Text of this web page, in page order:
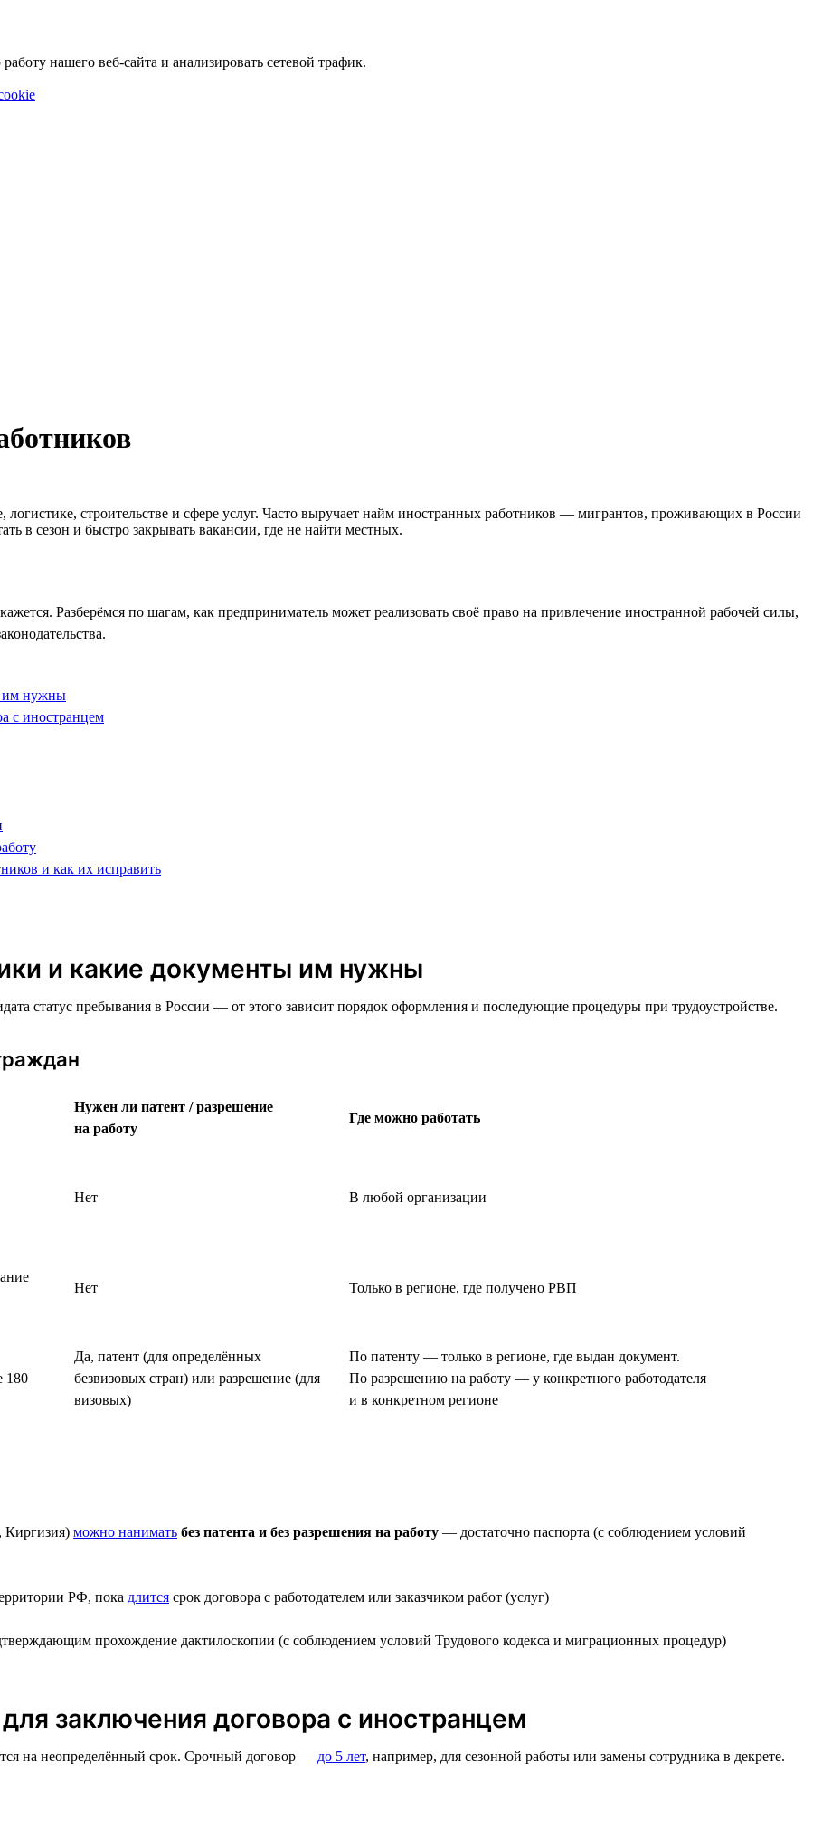
нашего веб-сайта и анализировать сетевой трафик.
строительстве и сфере услуг. Часто выручает найм иностранных работников — мигрантов, проживающих в России
в сезон и быстро закрывать вакансии, где не найти местных.
Разберёмся по шагам, как предприниматель может реализовать своё право на привлечение иностранной рабочей силы,
им нужны
с иностранцем
и как их исправить
и какие документы им нужны
статус пребывания в России — от этого зависит порядок оформления и последующие процедуры при трудоустройстве.
Нужен ли патент / разрешение
на работу
Где можно работать
Нет В любой организации
Нет Только в регионе, где получено РВП
180
Да, патент (для определённых
безвизовых стран) или разрешение (для
визовых)
По патенту — только в регионе, где выдан документ.
По разрешению на работу — у конкретного работодателя
и в конкретном регионе
Киргизия) можно нанимать без патента и без разрешения на работу — достаточно паспорта (с соблюдением условий
РФ, пока длится срок договора с работодателем или заказчиком работ (услуг)
прохождение дактилоскопии (с соблюдением условий Трудового кодекса и миграционных процедур)
заключения договора с иностранцем
на неопределённый срок. Срочный договор — до 5 лет, например, для сезонной работы или замены сотрудника в декрете.